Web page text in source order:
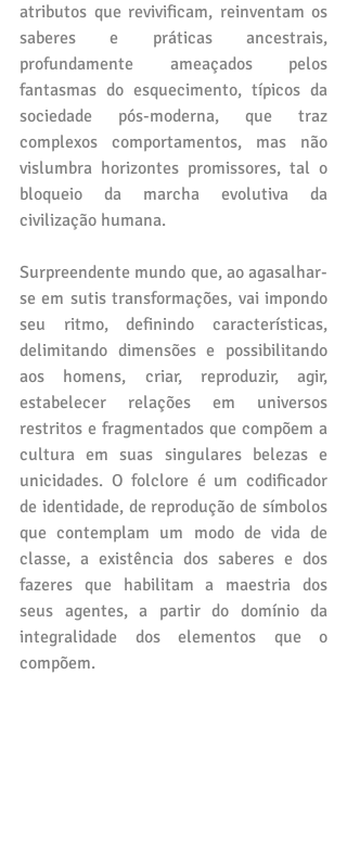
atributos que revivificam, reinventam os
saberes e práticas ancestrais,
profundamente ameaçados pelos
fantasmas do esquecimento, típicos da
sociedade pós-moderna, que traz
complexos comportamentos, mas não
vislumbra horizontes promissores, tal o
bloqueio da marcha evolutiva da
civilização humana.
Surpreendente mundo que, ao agasalhar-
se em sutis transformações, vai impondo
seu ritmo, definindo características,
delimitando dimensões e possibilitando
aos homens, criar, reproduzir, agir,
estabelecer relações em universos
restritos e fragmentados que compõem a
cultura em suas singulares belezas e
unicidades. O folclore é um codificador
de identidade, de reprodução de símbolos
que contemplam um modo de vida de
classe, a existência dos saberes e dos
fazeres que habilitam a maestria dos
seus agentes, a partir do domínio da
integralidade dos elementos que o
compõem.